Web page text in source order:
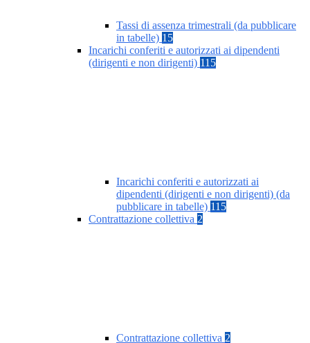
Tassi di assenza trimestrali (da pubblicare
in tabelle) 15
Incarichi conferiti e autorizzati ai dipendenti
(dirigenti e non dirigenti) 115
Incarichi conferiti e autorizzati ai
dipendenti (dirigenti e non dirigenti) (da
pubblicare in tabelle) 115
Contrattazione collettiva 2
Contrattazione collettiva 2